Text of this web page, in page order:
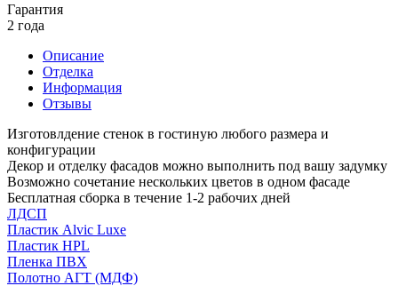
Гарантия
2 года
Описание
Отделка
Информация
Отзывы
Изготовлдение стенок в гостиную любого размера и
конфигурации
Декор и отделку фасадов можно выполнить под вашу задумку
Возможно сочетание нескольких цветов в одном фасаде
Бесплатная сборка в течение 1-2 рабочих дней
ЛДСП
Пластик Alvic Luxe
Пластик HPL
Пленка ПВХ
Полотно АГТ (МДФ)